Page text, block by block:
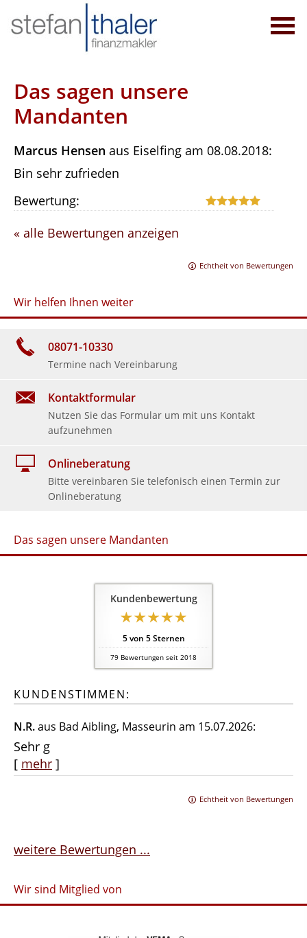
Das sagen unsere
Mandanten
Marcus Hensen aus Eiselfing am 08.08.2018:
Bin sehr zufrieden
Bewertung:
« alle Bewertungen anzeigen
Echtheit von Bewertungen
Wir helfen Ihnen weiter
08071-10330
Termine nach Vereinbarung
Kontaktformular
Nutzen Sie das Formular um mit uns Kontakt
aufzunehmen
Onlineberatung
Bitte vereinbaren Sie telefonisch einen Termin zur
Onlineberatung
Das sagen unsere Mandanten
Kundenbewertung
5von 5Sternen
79 Bewertungen seit 2018
KUNDENSTIMMEN:
N.R.aus Bad Aibling, Masseurin am 15.07.2026:
Sehr g
[ mehr ]
Echtheit von Bewertungen
weitere Bewertungen ...
Wir sind Mitglied von